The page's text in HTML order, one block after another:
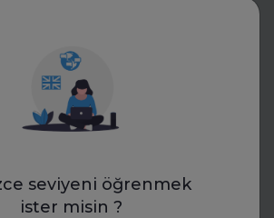
seviyeni öğrenmek
ister misin ?